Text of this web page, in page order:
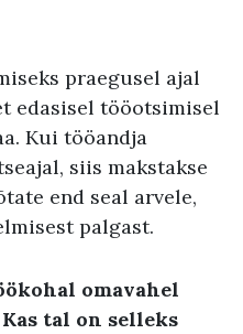
praegusel ajal
edasisel tööotsimisel
Kui tööandja
siis makstakse
end seal arvele,
palgast.
omavahel
tal on selleks